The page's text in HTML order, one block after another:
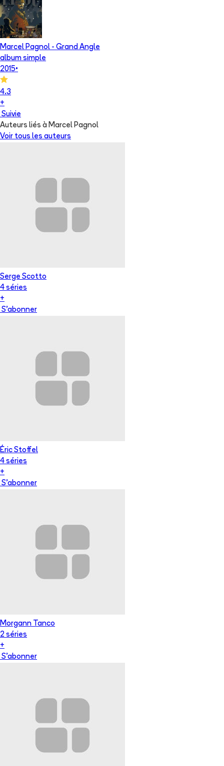
Marcel Pagnol - Grand Angle
album simple
2015•
4.3
+
Suivie
Auteurs liés à Marcel Pagnol
Voir tous les auteurs
Serge Scotto
4 séries
+
S'abonner
Éric Stoffel
4 séries
+
S'abonner
Morgann Tanco
2 séries
+
S'abonner